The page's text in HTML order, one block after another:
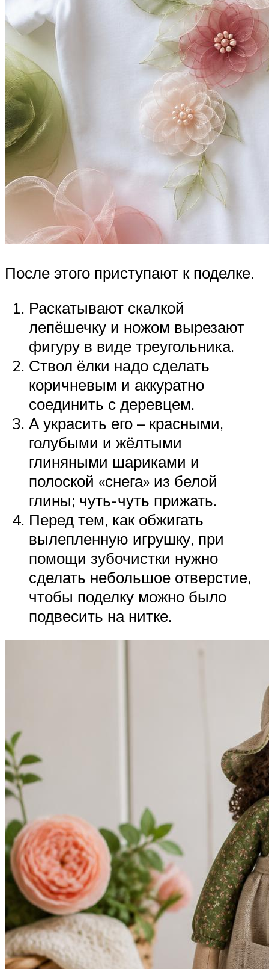
После этого приступают к поделке.
Раскатывают скалкой
лепёшечку и ножом вырезают
фигуру в виде треугольника.
Ствол ёлки надо сделать
коричневым и аккуратно
соединить с деревцем.
А украсить его – красными,
голубыми и жёлтыми
глиняными шариками и
полоской «снега» из белой
глины; чуть-чуть прижать.
Перед тем, как обжигать
вылепленную игрушку, при
помощи зубочистки нужно
сделать небольшое отверстие,
чтобы поделку можно было
подвесить на нитке.